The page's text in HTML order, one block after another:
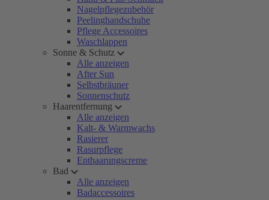
Nagelpflegezubehör
Peelinghandschuhe
Pflege Accessoires
Waschlappen
Sonne & Schutz
Alle anzeigen
After Sun
Selbstbräuner
Sonnenschutz
Haarentfernung
Alle anzeigen
Kalt- & Warmwachs
Rasierer
Rasurpflege
Enthaarungscreme
Bad
Alle anzeigen
Badaccessoires